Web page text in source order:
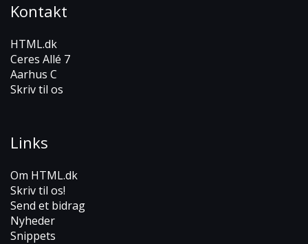
Kontakt
HTML.dk
Ceres Allé 7
Aarhus C
Skriv til os
Links
Om HTML.dk
Skriv til os!
Send et bidrag
Nyheder
Snippets